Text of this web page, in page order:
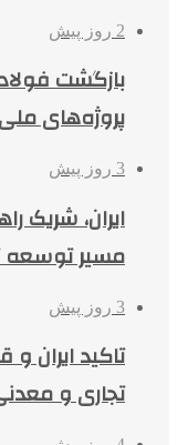
2 روز پیش
بازگشت
پروژه‌های
3 روز پیش
ایران، شریک
مسیر توسعه
3 روز پیش
تاکید ایران
تجاری و